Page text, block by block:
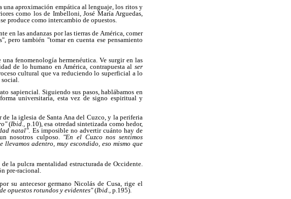
aproximación empática al lenguaje, los ritos y
como los de Imbelloni, José María Arguedas,
produce como intercambio de opuestos.
en las andanzas por las tierras de América, comer
pero también "tomar en cuenta ese pensamiento
fenomenología hermenéutica. Ve surgir en las
de lo humano en América, contrapuesta alser
cultural que va reduciendo lo superficial a lo
sapiencial. Siguiendo sus pasos, hablábamos en
universitaria, esta vez de signo espiritual y
de la iglesia de Santa Ana del Cuzco, y la periferia
(Ibid., p.10), esa otredad sintetizada como hedor,
natal". Es imposible no advertir cuánto hay de
nosotros culposo. "En el Cuzco nos sentimos
adentro, muy escondido, eso mismo que
la pulcra mentalidad estructurada de Occidente.
pre-racional.
su antecesor germano Nicolás de Cusa, rige el
opuestos rotundos y evidentes"(Ibid., p.195).